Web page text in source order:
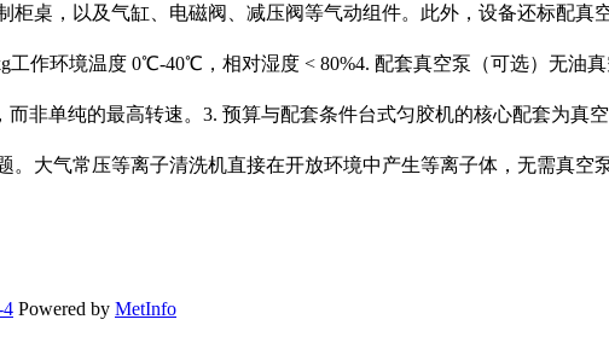
柜桌，以及气缸、电磁阀、减压阀等气动组件。此外，设备还标配真
工作环境温度 0℃-40℃，相对湿度 < 80%4. 配套真空泵 （可选）无油
而非单纯的最高转速。3. 预算与配套条件台式匀胶机的核心配套为真
。大气常压等离子清洗机直接在开放环境中产生等离子体，无需真空
4 Powered by MetInfo